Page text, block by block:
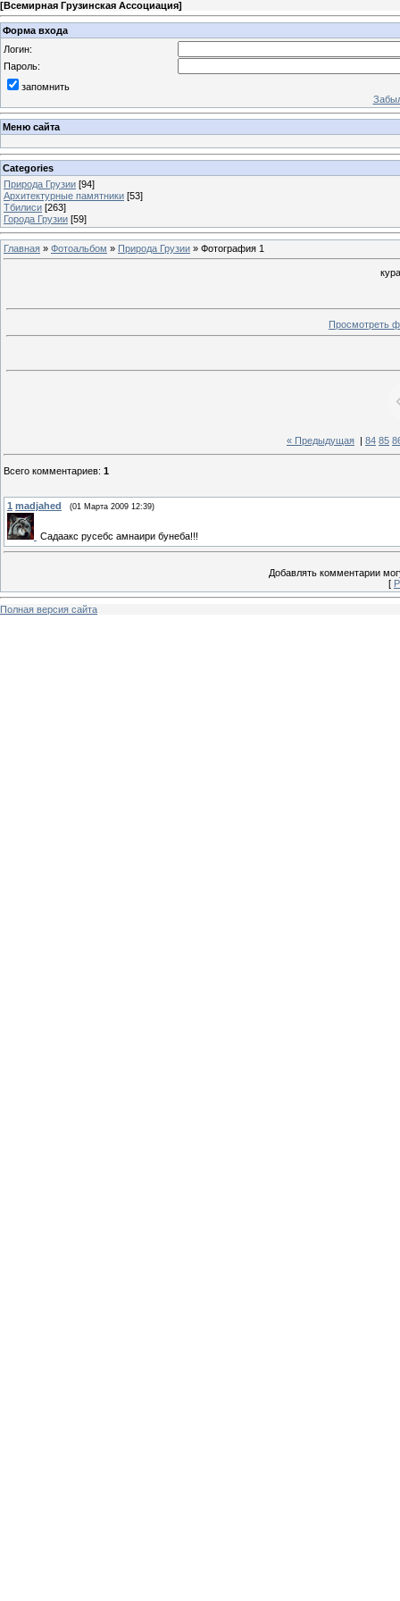
[Всемирная Грузинская Ассоциация]
Форма входа
Логин:
Пароль:
запомнить
Меню сайта
Categories
Природа Грузии [94]
Архитектурные памятники [53]
Тбилиси [263]
Города Грузии [59]
Главная » Фотоальбом » Природа Грузии » Фотография 1
Просмотреть
« Предыдущая 84 85
Всего комментариев: 1
1 madjahed (01 Марта 2009 12:39)
Садаакс русебс амнаири бунеба!!!
Добавлять комментарии
[
Полная версия сайта